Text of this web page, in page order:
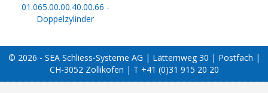
01.065.00.00.40.00.66 -
Doppelzylinder
© 2026 - SEA Schliess-Systeme AG | Lätternweg 30 | Postfach |
CH-3052 Zollikofen | T +41 (0)31 915 20 20